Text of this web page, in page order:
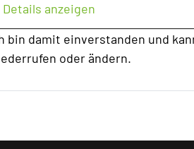
Details anzeigen
bin damit einverstanden und
oder ändern.